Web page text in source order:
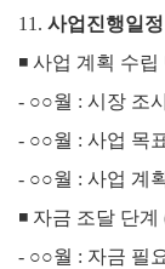
11. 사업진행일정
◾ 사업 계획 수립
- ○○월 : 시장 조
- ○○월 : 사업 목
- ○○월 : 사업 계
◾ 자금 조달 단계
- ○○월 : 자금 필